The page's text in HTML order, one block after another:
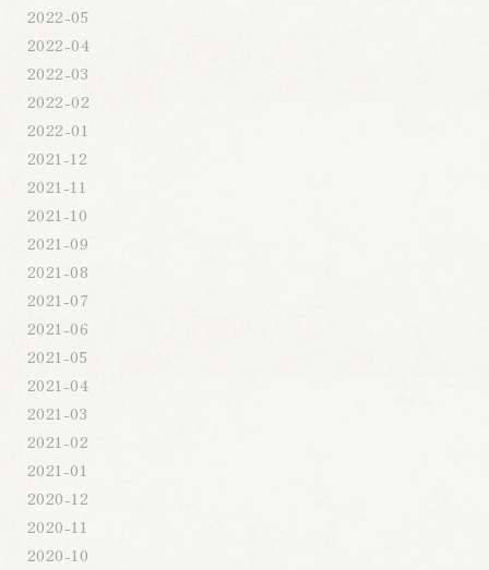
2022-05
2022-04
2022-03
2022-02
2022-01
2021-12
2021-11
2021-10
2021-09
2021-08
2021-07
2021-06
2021-05
2021-04
2021-03
2021-02
2021-01
2020-12
2020-11
2020-10